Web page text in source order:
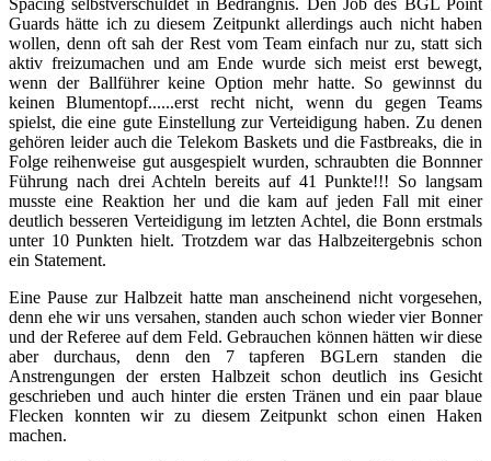
Guards hätte ich zu diesem Zeitpunkt allerdings auch nicht haben
wollen, denn oft sah der Rest vom Team einfach nur zu, statt sich
aktiv freizumachen und am Ende wurde sich meist erst bewegt,
wenn der Ballführer keine Option mehr hatte. So gewinnst du
keinen Blumentopf......erst recht nicht, wenn du gegen Teams
spielst, die eine gute Einstellung zur Verteidigung haben. Zu denen
gehören leider auch die Telekom Baskets und die Fastbreaks, die in
Folge reihenweise gut ausgespielt wurden, schraubten die Bonnner
Führung nach drei Achteln bereits auf 41 Punkte!!! So langsam
musste eine Reaktion her und die kam auf jeden Fall mit einer
deutlich besseren Verteidigung im letzten Achtel, die Bonn erstmals
unter 10 Punkten hielt. Trotzdem war das Halbzeitergebnis schon
ein Statement.
Eine Pause zur Halbzeit hatte man anscheinend nicht vorgesehen,
denn ehe wir uns versahen, standen auch schon wieder vier Bonner
und der Referee auf dem Feld. Gebrauchen können hätten wir diese
aber durchaus, denn den 7 tapferen BGLern standen die
Anstrengungen der ersten Halbzeit schon deutlich ins Gesicht
geschrieben und auch hinter die ersten Tränen und ein paar blaue
Flecken konnten wir zu diesem Zeitpunkt schon einen Haken
machen.